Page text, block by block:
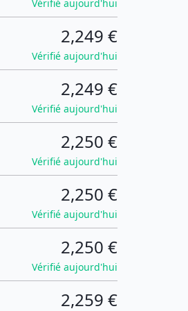
Vérifié aujourd'hui
2,249 €
Vérifié aujourd'hui
2,249 €
Vérifié aujourd'hui
2,250 €
Vérifié aujourd'hui
2,250 €
Vérifié aujourd'hui
2,250 €
Vérifié aujourd'hui
2,259 €